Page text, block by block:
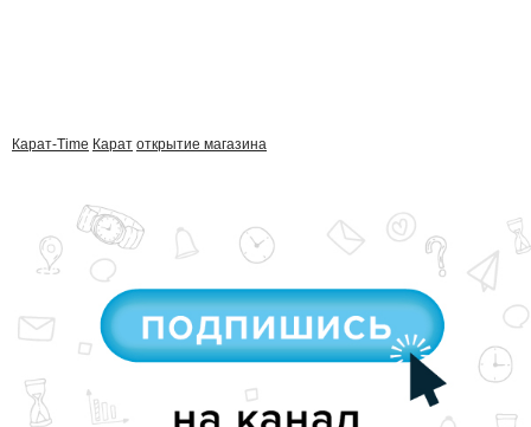
Карат-Time Карат открытие магазина